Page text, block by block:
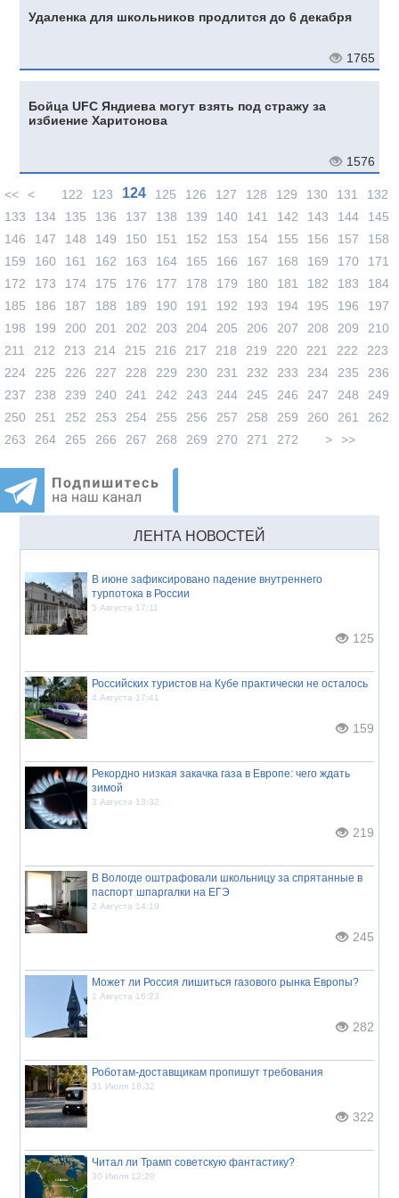
Удаленка для школьников продлится до 6 декабря
1765
Бойца UFC Яндиева могут взять под стражу за
избиение Харитонова
1576
<< < 122 123 124 125 126 127 128 129 130 131
132
133
134 135 136 137 138 139 140 141 142 143 144
145
146
147 148 149 150 151 152 153 154 155 156 157
158
159
160 161 162 163 164 165 166 167 168 169 170
171
172
173 174 175 176 177 178 179 180 181 182 183
184
185
186 187 188 189 190 191 192 193 194 195 196
197
198
199 200 201 202 203 204 205 206 207 208 209
210
211
212 213 214 215 216 217 218 219 220 221 222
223
224
225 226 227 228 229 230 231 232 233 234 235
236
237
238 239 240 241 242 243 244 245 246 247 248
249
250
251 252 253 254 255 256 257 258 259 260 261
262
263
264 265 266 267 268 269 270 271 272 > >>
ЛЕНТА НОВОСТЕЙ
В июне зафиксировано падение внутреннего
турпотока в России
5 Августа 17:11
125
Российских туристов на Кубе практически не осталось
4 Августа 17:41
159
Рекордно низкая закачка газа в Европе: чего ждать
зимой
3 Августа 13:32
219
В Вологде оштрафовали школьницу за спрятанные в
паспорт шпаргалки на ЕГЭ
2 Августа 14:19
245
Может ли Россия лишиться газового рынка Европы?
1 Августа 16:23
282
Роботам-доставщикам пропишут требования
31 Июля 18:32
322
Читал ли Трамп советскую фантастику?
30 Июля 12:20